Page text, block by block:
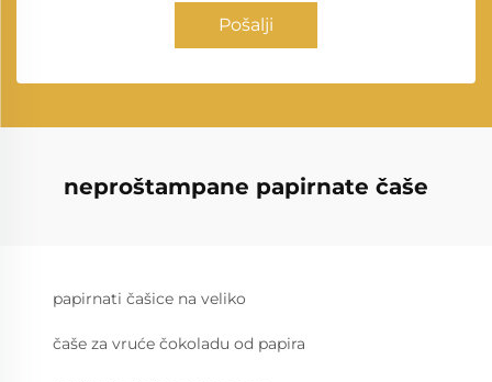
Pošalji
neproštampane papirnate čaše
papirnati čašice na veliko
čaše za vruće čokoladu od papira